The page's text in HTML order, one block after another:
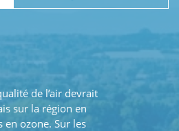
de l’air devrait
sur la région en
en ozone. Sur les